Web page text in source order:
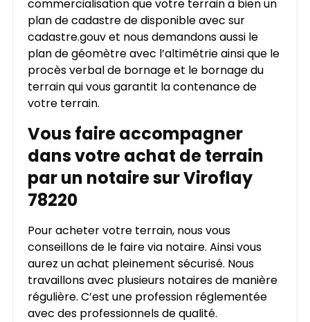
commercialisation que votre terrain a bien un
plan de cadastre de disponible avec sur
cadastre.gouv et nous demandons aussi le
plan de géomètre avec l’altimétrie ainsi que le
procès verbal de bornage et le bornage du
terrain qui vous garantit la contenance de
votre terrain.
Vous faire accompagner
dans votre achat de terrain
par un notaire sur Viroflay
78220
Pour acheter votre terrain, nous vous
conseillons de le faire via notaire. Ainsi vous
aurez un achat pleinement sécurisé. Nous
travaillons avec plusieurs notaires de manière
régulière. C’est une profession réglementée
avec des professionnels de qualité.